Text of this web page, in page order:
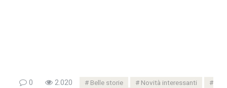
0 2.020 Belle storie
Novità interessanti